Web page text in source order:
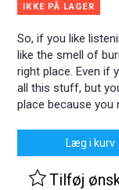
So, if you like
like the smell of
right place. Even if
all this stuff, but
place because you
IKKE PÅ LAGER
Læg i kurv
Tilføj